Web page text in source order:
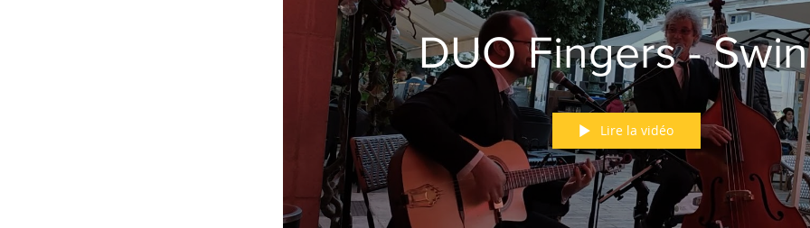
DUO Fingers -
Lire la vidéo